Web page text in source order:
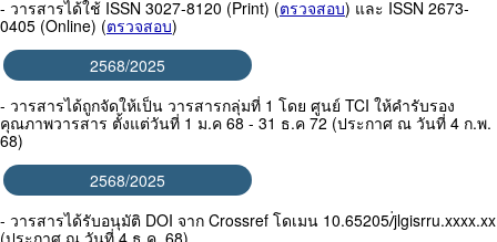
- วารสารได้ใช้ ISSN 3027-8120 (Print) (ตรวจสอบ) และ ISSN 2673-
0405 (Online) (ตรวจสอบ)
2568/2025
- วารสารได้ถูกจัดให้เป็น วารสารกลุ่มที่ 1 โดย ศูนย์ TCI ให้คำรับรอง
คุณภาพวารสาร ตั้งแต่วันที่ 1 ม.ค 68 - 31 ธ.ค 72 (ประกาศ ณ วันที่ 4 ก.พ.
68)
2568/2025
- วารสารได้รับอนุมัติ DOI จาก Crossref โดเมน 10.65205/่jlgisrru.xxxx.xx